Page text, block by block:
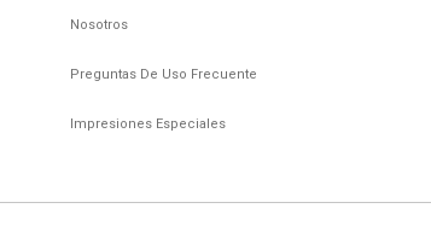
Nosotros
Preguntas De Uso Frecuente
Impresiones Especiales